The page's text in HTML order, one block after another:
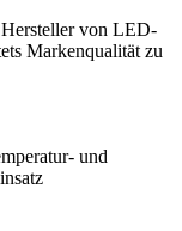
Hersteller von LED-
Markenqualität zu
und